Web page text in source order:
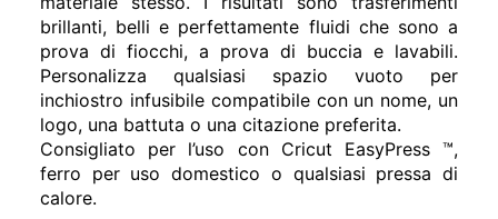
brillanti, belli e perfettamente fluidi che sono a
prova di fiocchi, a prova di buccia e lavabili.
Personalizza qualsiasi spazio vuoto per
inchiostro infusibile compatibile con un nome, un
logo, una battuta o una citazione preferita.
Consigliato per l’uso con Cricut EasyPress ™,
ferro per uso domestico o qualsiasi pressa di
calore.